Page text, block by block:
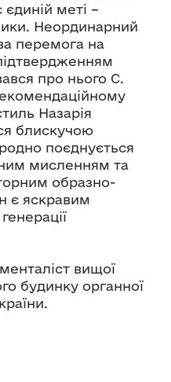
єдиній меті –
Неординарний
перемога на
про нього С.
Назарія
блискучою
поєднується
мисленням та
образно-
є яскравим
вищої
будинку органної